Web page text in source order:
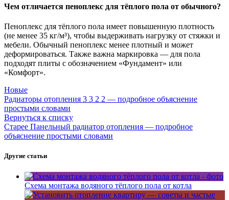
Чем отличается пеноплекс для тёплого пола от обычного?
Пеноплекс для тёплого пола имеет повышенную плотность
(не менее 35 кг/м³), чтобы выдерживать нагрузку от стяжки и
мебели. Обычный пеноплекс менее плотный и может
деформироваться. Также важна маркировка — для пола
подходят плиты с обозначением «Фундамент» или
«Комфорт».
Новые
Радиаторы отопления 3 3 2 2 — подробное объяснение
простыми словами
Вернуться к списку
Старее Панельный радиатор отопления — подробное
объяснение простыми словами
Другие статьи
Схема монтажа водяного тёплого пола от котла